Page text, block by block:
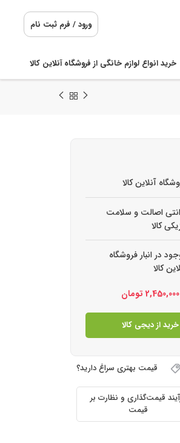
ورود / فرم ثبت نام
خرید انواع لوازم خانگی از فروشگاه آنلاین کالا
آنلاین کالا
اصالت و سلامت
کالا
در انبار فروشگاه
کالا
2,450,000 تومان
خرید از دیجی کالا
قیمت بهتری سراغ دارید؟
قیمت‌گذاری و نظارت بر
قیمت